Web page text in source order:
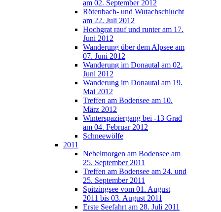
am 02. September 2012
Rötenbach- und Wutachschlucht
am 22. Juli 2012
Hochgrat rauf und runter am 17.
Juni 2012
Wanderung über dem Alpsee am
07. Juni 2012
Wanderung im Donautal am 02.
Juni 2012
Wanderung im Donautal am 19.
Mai 2012
Treffen am Bodensee am 10.
März 2012
Winterspaziergang bei -13 Grad
am 04. Februar 2012
Schneewölfe
2011
Nebelmorgen am Bodensee am
25. September 2011
Treffen am Bodensee am 24. und
25. September 2011
Spitzingsee vom 01. August
2011 bis 03. August 2011
Erste Seefahrt am 28. Juli 2011